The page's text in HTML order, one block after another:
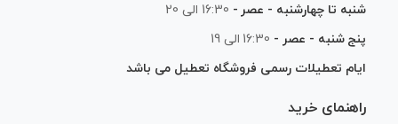
شنبه تا چهارشنبه - عصر - 16:30 الی 20
پنج شنبه - عصر - 16:30 الی 19
ایام تعطیلات رسمی فروشگاه تعطیل می باشد
راهنمای خرید